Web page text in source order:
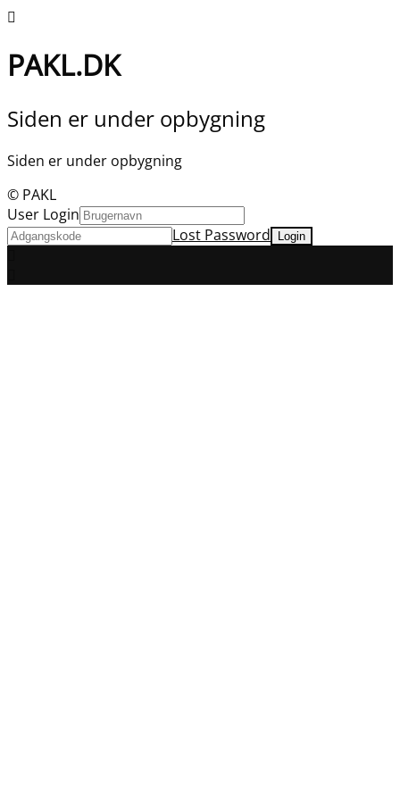
PAKL.DK
Siden er under opbygning
Siden er under opbygning
© PAKL
User Login
Lost Password